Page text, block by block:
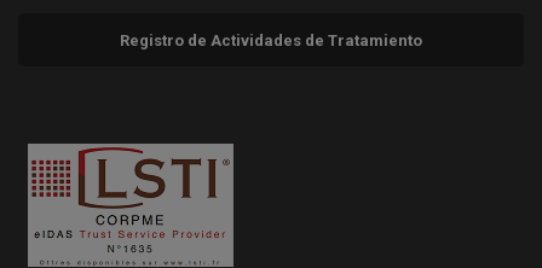
Registro de Actividades de Tratamiento